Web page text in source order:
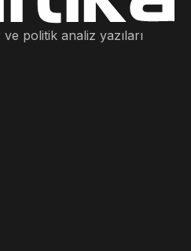
politik analiz yazıları